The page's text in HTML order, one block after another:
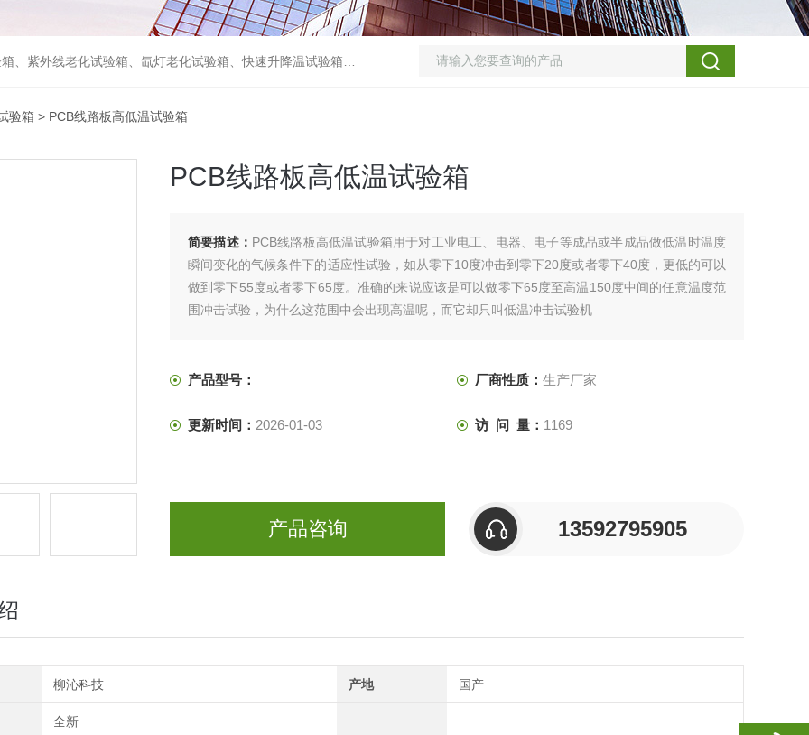
尘试验箱、步入式恒温恒湿试验室、高温老化房、真空及无尘干燥试验箱、盐水喷雾试验箱、跌落试验机、电磁振动台等各类环境仪器和力学试验设备。
验箱 > PCB线路板高低温试验箱
PCB线路板高低温试验箱
简要描述： PCB线路板高低温试验箱用于对工业电工、电器、电子等成品或半成品做低温时温度
瞬间变化的气候条件下的适应性试验，如从零下10度冲击到零下20度或者零下40度，更低的可以
做到零下55度或者零下65度。准确的来说应该是可以做零下65度至高温150度中间的任意温度范
围冲击试验，为什么这范围中会出现高温呢，而它却只叫低温冲击试验机
产品型号： 厂商性质： 生产厂家
更新时间： 2026-01-03 访 问 量： 1169
产品咨询 13592795905
柳沁科技 产地 国产
全新